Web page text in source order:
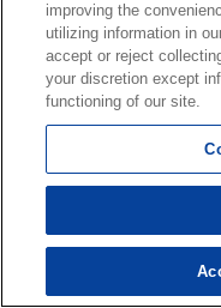
住所確認サ
住所表記を
improving the
utilizing information in
accept or reject
your discretion except
functioning of our site.